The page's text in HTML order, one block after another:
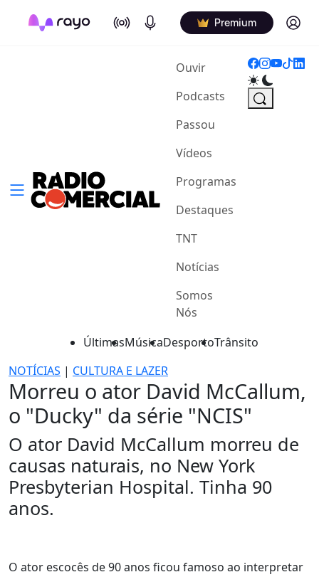
On Air Podcasts Premium Log in
Ouvir(current)
Podcasts
Passou
Vídeos
Programas
Destaques
TNT
Notícias
Somos
Nós
ÚltimasMúsicaDesportoTrânsito
NOTÍCIAS | CULTURA E LAZER
Morreu o ator David McCallum,
o "Ducky" da série "NCIS"
O ator David McCallum morreu de
causas naturais, no New York
Presbyterian Hospital. Tinha 90
anos.
O ator escocês de 90 anos ficou famoso ao interpretar